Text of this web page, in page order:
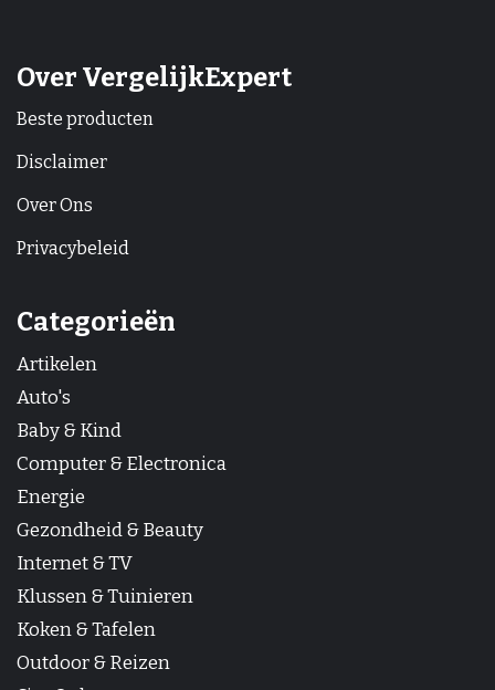
Over VergelijkExpert
Beste producten
Disclaimer
Over Ons
Privacybeleid
Categorieën
Artikelen
Auto's
Baby & Kind
Computer & Electronica
Energie
Gezondheid & Beauty
Internet & TV
Klussen & Tuinieren
Koken & Tafelen
Outdoor & Reizen